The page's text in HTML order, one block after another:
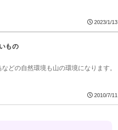
2023/1/13
もの
どの自然環境も山の環境になります。
2010/7/11